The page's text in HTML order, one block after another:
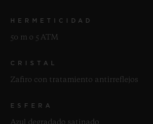
HERMETICIDAD
50 m o 5 ATM
CRISTAL
Zafiro con tratamiento antirreflejos
ESFERA